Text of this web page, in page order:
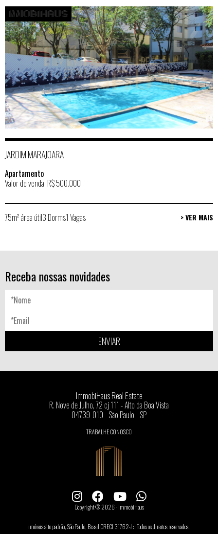
JARDIM MARAJOARA
Apartamento
Valor de venda: R$ 500.000
75m² área útil3 Dorms1 Vagas > VER MAIS
Receba nossas novidades
ENVIAR
ImmobiHaus Real Estate
R. Nove de Julho, 72 cj 111 - Alto da Boa Vista
04739-010 - São Paulo - SP
TRABALHE CONOSCO
Copyright © 2026 - ImmobiHaus
imóveis alto padrão, São Paulo, Brasil CRECI 31762-J :: Todos os direitos reservados.